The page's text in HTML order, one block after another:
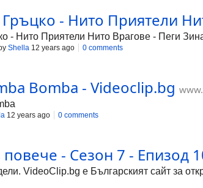
- Нито Приятели
- Нито Приятели Нито Врагове - Пеги
Shella 12 years ago 0 comments
Bomba - Videoclip.bg
12 years ago 0 comments
- Сезон 7 - Епизод
VideoClip.bg е Българският сайт за